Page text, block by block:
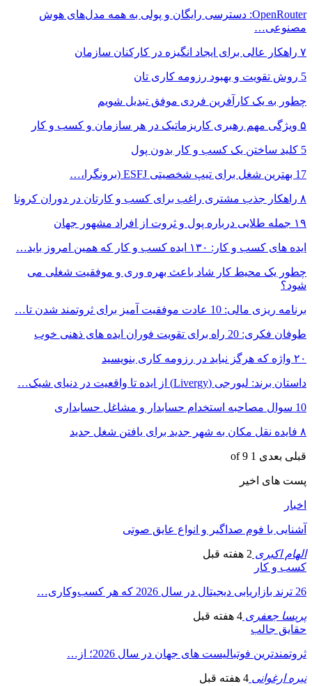
OpenRouter: دسترسی رایگان و پولی به همه مدل‌های هوش
مصنوعی…
۷ راهکار عالی برای ایجاد انگیزه در کارکنان سازمان
5 روش تقویت و بهبود رزومه کاری تان
چطور به یک کارآفرین فردی موفق تبدیل شویم
۵ ویژگی مهم رهبری کاریزماتیک در هر سازمان و کسب و کار
5 کلید ساختن یک کسب و کار بدون پول
17 بهترین شغل برای تیپ شخصیتی ESFJ (برونگرا،…
۸ راهکار جذب مشتری راغب برای کسب و کارتان در دوران کرونا
۱۹ جمله طلایی درباره پول و ثروت از افراد مشهور جهان
ایده های کسب و کار: ۱۳۰ ایده کسب و کار که همین امروز باید…
چطور یک محیط کار شاد باعث بهره وری و موفقیت شغلی می
شود؟
برنامه ریزی مالی: 10 عادت موفقیت آمیز برای ثروتمند شدن تا…
طوفان فکری: 20 راه برای تقویت فوران ایده های ذهنی خوب
۲۰ واژه که هرگز نباید در رزومه کاری بنویسید
داستان برند: لیورجی (Livergy) از ایده تا واقعیت در دنیای شیک…
10 سوال مصاحبه استخدام حسابدار و مشاغل حسابداری
۸ فایده نقل مکان به شهر جدید برای یافتن شغل جدید
قبلی بعدی 1 of 9
پست های اخیر
اخبار
آشنایی با فوم صداگیر و انواع عایق صوتی
الهام اکبری 2 هفته قبل
کسب و کار
26 ترند بازاریابی دیجیتال در سال 2026 که هر کسب‌وکاری…
پریسا جعفری 4 هفته قبل
حقایق جالب
ثروتمندترین فوتبالیست های جهان در سال 2026؛ از…
نیره ارغوانی 4 هفته قبل